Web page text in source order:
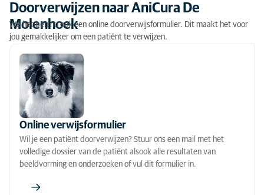
Doorverwijzen naar AniCura De
Molenhoek
We hebben nu ook een online doorverwijsformulier. Dit maakt het voor
jou gemakkelijker om een patiënt te verwijzen.
Online verwijsformulier
Wil je een patiënt doorverwijzen? Stuur ons een mail met het
volledige dossier van de patiënt alsook alle resultaten van
beeldvorming en onderzoeken of vul dit formulier in.